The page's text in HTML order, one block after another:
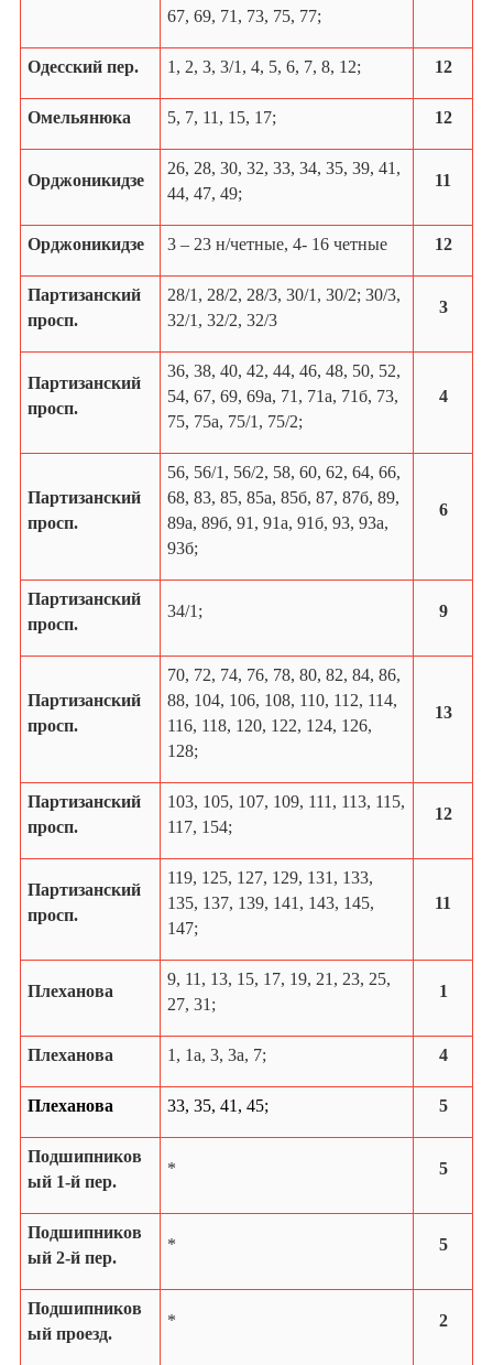
67, 69, 71, 73, 75, 77;
Одесский пер. 1, 2, 3, 3/1, 4, 5, 6, 7, 8, 12; 12
Омельянюка 5, 7, 11, 15, 17; 12
Орджоникидзе
26, 28, 30, 32, 33, 34, 35, 39, 41,
44, 47, 49;
11
Орджоникидзе 3 – 23 н/четные, 4- 16 четные 12
Партизанский
просп.
28/1, 28/2, 28/3, 30/1, 30/2; 30/3,
32/1, 32/2, 32/3
3
Партизанский
просп.
36, 38, 40, 42, 44, 46, 48, 50, 52,
54, 67, 69, 69а, 71, 71а, 71б, 73,
75, 75а, 75/1, 75/2;
4
Партизанский
просп.
56, 56/1, 56/2, 58, 60, 62, 64, 66,
68, 83, 85, 85а, 85б, 87, 87б, 89,
89а, 89б, 91, 91а, 91б, 93, 93а,
93б;
6
Партизанский
просп.
34/1; 9
Партизанский
просп.
70, 72, 74, 76, 78, 80, 82, 84, 86,
88, 104, 106, 108, 110, 112, 114,
116, 118, 120, 122, 124, 126,
128;
13
Партизанский
просп.
103, 105, 107, 109, 111, 113, 115,
117, 154;
12
Партизанский
просп.
119, 125, 127, 129, 131, 133,
135, 137, 139, 141, 143, 145,
147;
11
Плеханова
9, 11, 13, 15, 17, 19, 21, 23, 25,
27, 31;
1
Плеханова 1, 1а, 3, 3а, 7; 4
Плеханова 33, 35, 41, 45; 5
Подшипников
ый 1-й пер.
* 5
Подшипников
ый 2-й пер.
* 5
Подшипников
ый проезд.
* 2